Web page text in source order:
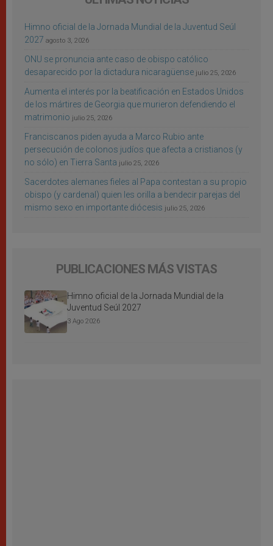
Himno oficial de la Jornada Mundial de la Juventud Seúl
2027 agosto 3, 2026
ONU se pronuncia ante caso de obispo católico
desaparecido por la dictadura nicaragüense julio 25, 2026
Aumenta el interés por la beatificación en Estados Unidos
de los mártires de Georgia que murieron defendiendo el
matrimonio julio 25, 2026
Franciscanos piden ayuda a Marco Rubio ante
persecución de colonos judíos que afecta a cristianos (y
no sólo) en Tierra Santa julio 25, 2026
Sacerdotes alemanes fieles al Papa contestan a su propio
obispo (y cardenal) quien les orilla a bendecir parejas del
mismo sexo en importante diócesis julio 25, 2026
PUBLICACIONES MÁS VISTAS
Himno oficial de la Jornada Mundial de la
Juventud Seúl 2027
3 Ago 2026